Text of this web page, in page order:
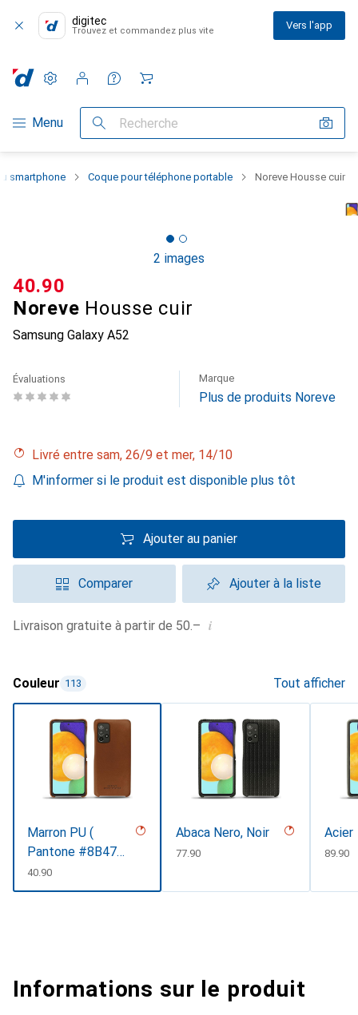
digitec
Trouvez et commandez plus vite Vers l'app
Navigation par catégorie
Menu Recherche
Paramètres
Compte client
Listes de comparaison
Listes d'envies
Panier
smartphone Coque pour téléphone portable Noreve Housse cuir
2 images
Noreve Housse cuir
Samsung Galaxy A52
CHF
40.90
Évaluations Marque
Plus de produits Noreve
Livré entre sam, 26/9 et mer, 14/10
M'informer si le produit est disponible plus tôt
Ajouter au panier
Comparer Ajouter à la liste
Livraison gratuite à partir de 50.– i
Couleur 113 Tout afficher
Marron PU (
Pantone #8B4720
)CHF
40.90
Abaca Nero, Noir
CHF
77.90
Acier
CHF
89.90
Informations sur le produit